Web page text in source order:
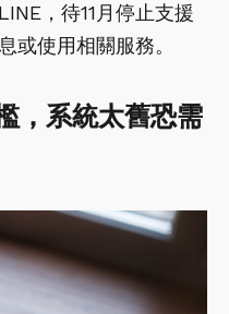
，待11月停止支援
或使用相關服務。
，系統太舊恐需